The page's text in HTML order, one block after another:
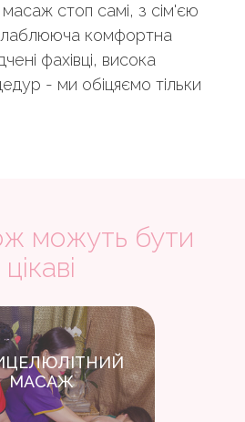
стоп самі, з сім'єю
комфортна
фахівці, висока
- ми обіцяємо тільки
можуть бути
цікаві
МАСАЖ